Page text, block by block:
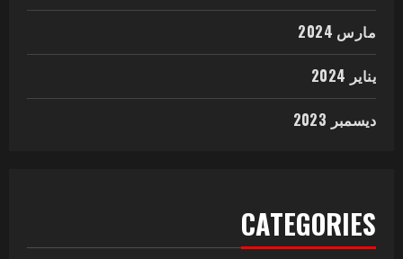
مارس 2024
يناير 2024
ديسمبر 2023
CATEGORIES